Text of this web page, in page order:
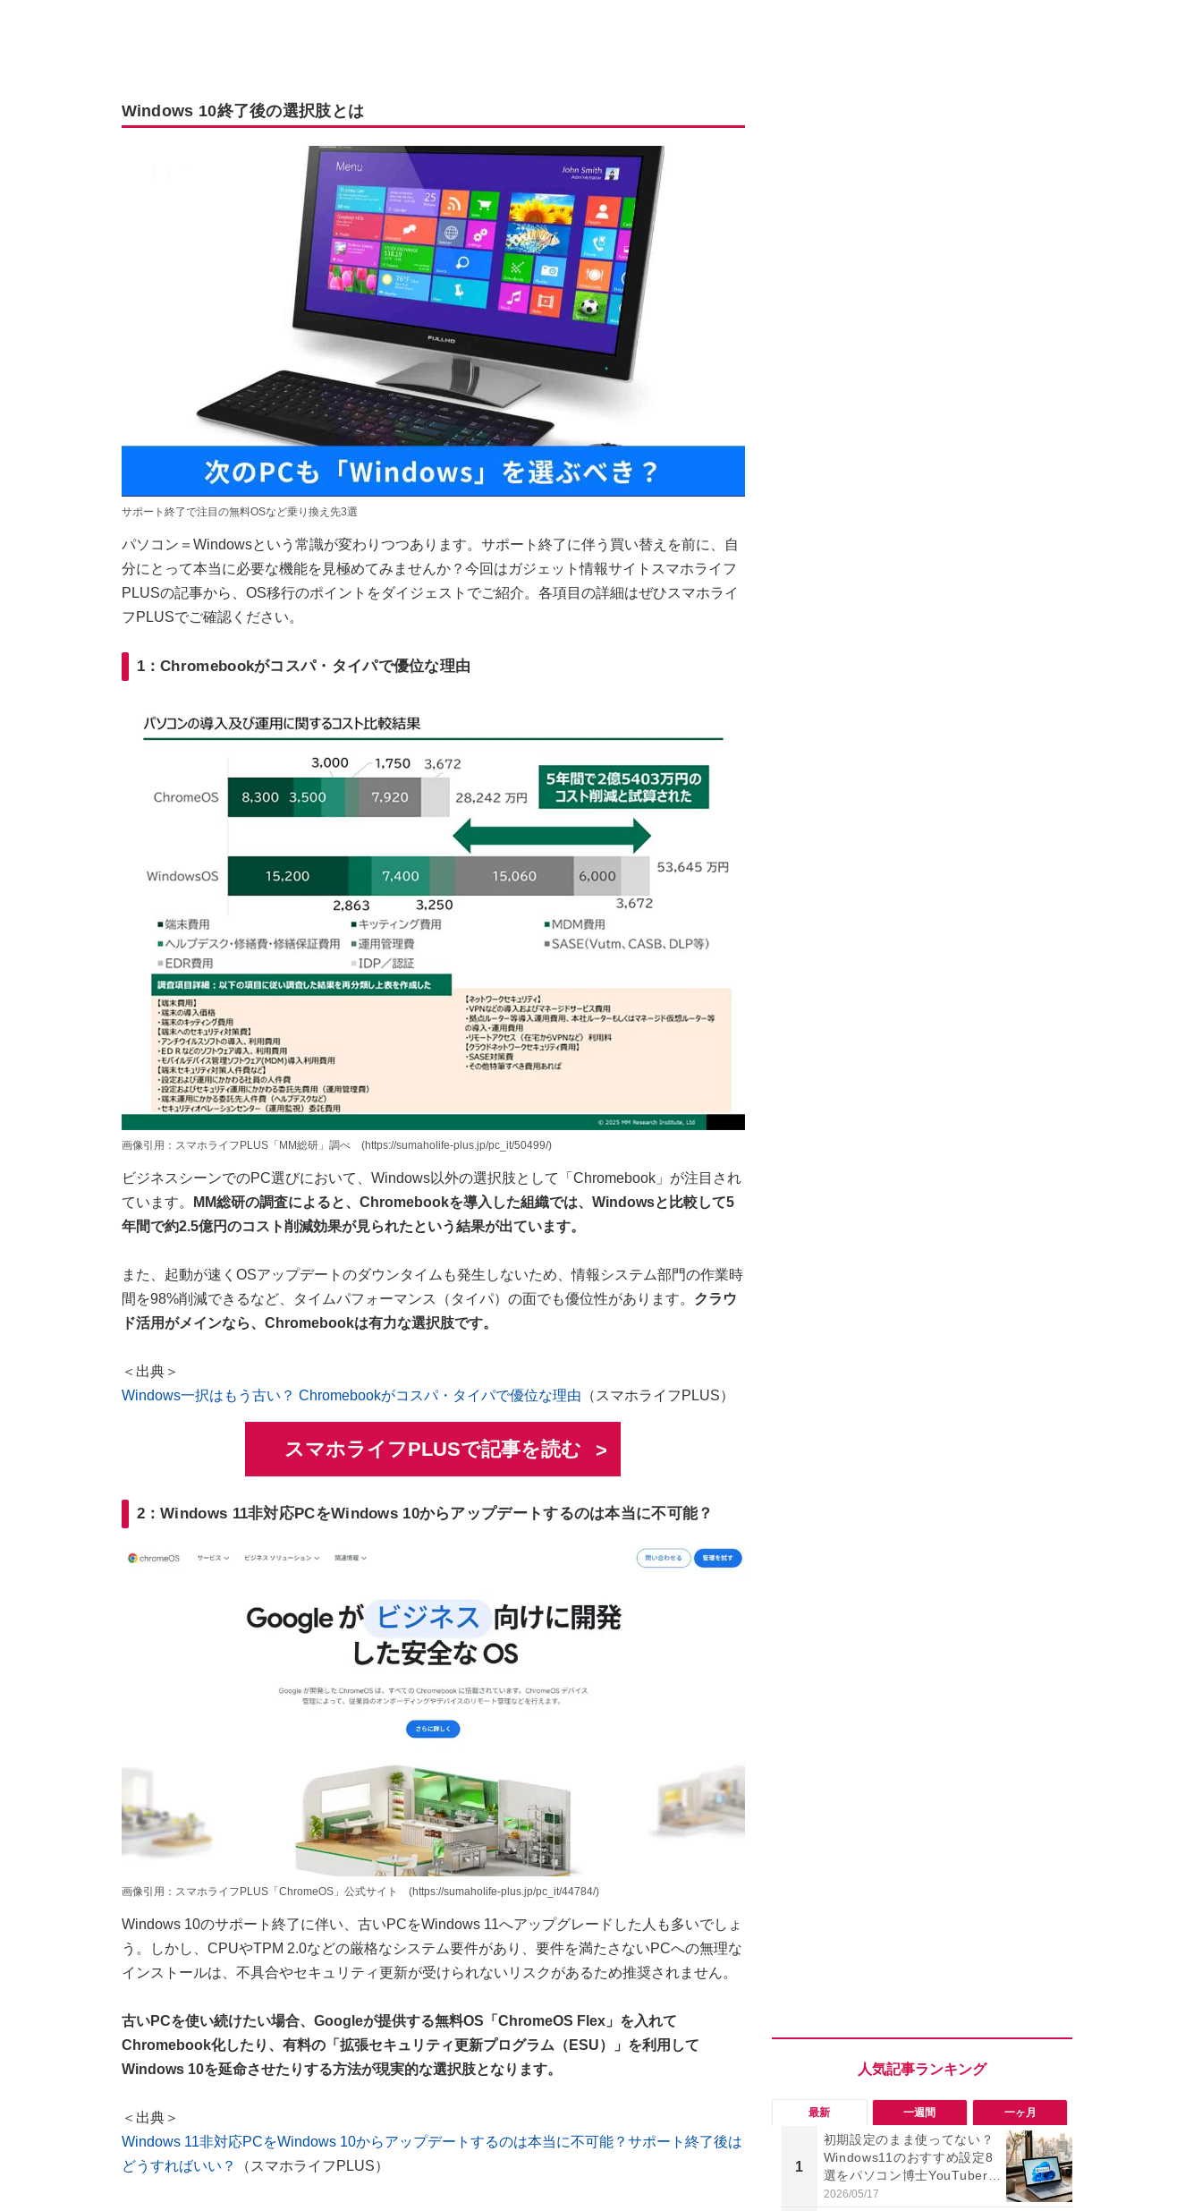
Windows 10終了後の選択肢とは
サポート終了で注目の無料OSなど乗り換え先3選
パソコン＝Windowsという常識が変わりつつあります。サポート終了に伴う買い替えを前に、自
分にとって本当に必要な機能を見極めてみませんか？今回はガジェット情報サイトスマホライフ
PLUSの記事から、OS移行のポイントをダイジェストでご紹介。各項目の詳細はぜひスマホライ
フPLUSでご確認ください。
1：Chromebookがコスパ・タイパで優位な理由
画像引用：スマホライフPLUS「MM総研」調べ (https://sumaholife-plus.jp/pc_it/50499/)
ビジネスシーンでのPC選びにおいて、Windows以外の選択肢として「Chromebook」が注目され
ています。
MM総研の調査によると、Chromebookを導入した組織では、Windowsと比較して5
年間で約2.5億円のコスト削減効果が見られたという結果が出ています。
また、起動が速くOSアップデートのダウンタイムも発生しないため、情報システム部門の作業時
間を98%削減できるなど、タイムパフォーマンス（タイパ）の面でも優位性があります。 クラウ
ド活用がメインなら、Chromebookは有力な選択肢です。
＜出典＞
Windows一択はもう古い？ Chromebookがコスパ・タイパで優位な理由 （スマホライフPLUS）
スマホライフPLUSで記事を読む
2：Windows 11非対応PCをWindows 10からアップデートするのは本当に不可能？
画像引用：スマホライフPLUS「ChromeOS」公式サイト (https://sumaholife-plus.jp/pc_it/44784/)
Windows 10のサポート終了に伴い、古いPCをWindows 11へアップグレードした人も多いでしょ
う。しかし、CPUやTPM 2.0などの厳格なシステム要件があり、要件を満たさないPCへの無理な
インストールは、不具合やセキュリティ更新が受けられないリスクがあるため推奨されません。
古いPCを使い続けたい場合、Googleが提供する無料OS「ChromeOS Flex」を入れて
Chromebook化したり、有料の「拡張セキュリティ更新プログラム（ESU）」を利用して
Windows 10を延命させたりする方法が現実的な選択肢となります。
＜出典＞
Windows 11非対応PCをWindows 10からアップデートするのは本当に不可能？サポート終了後は
どうすればいい？
（スマホライフPLUS）
最新 一週間 一ヶ月
1
初期設定のまま使ってない？
Windows11のおすすめ設定8
選をパソコン博士YouTuberが
徹底解説！
2026/05/17